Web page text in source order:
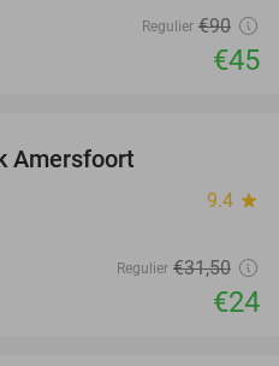
Regulier €90
€45
Amersfoort
9.4 star
Regulier €31,50
€24